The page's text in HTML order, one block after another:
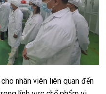
nhân viên liên quan đến